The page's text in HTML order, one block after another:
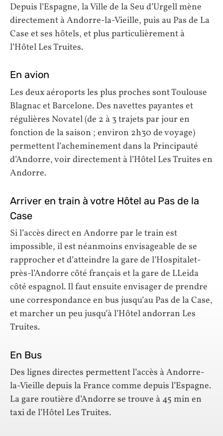
Depuis l’Espagne, la Ville de la Seu d’Urgell mène
directement à Andorre-la-Vieille, puis au Pas de La
Case et ses hôtels, et plus particulièrement à
l’Hôtel Les Truites.
En avion
Les deux aéroports les plus proches sont Toulouse
Blagnac et Barcelone. Des navettes payantes et
régulières Novatel (de 2 à 3 trajets par jour en
fonction de la saison ; environ 2h30 de voyage)
permettent l’acheminement dans la Principauté
d’Andorre, voir directement à l’Hôtel Les Truites en
Andorre.
Arriver en train à votre Hôtel au Pas de la
Case
Si l’accès direct en Andorre par le train est
impossible, il est néanmoins envisageable de se
rapprocher et d’atteindre la gare de l’Hospitalet-
près-l’Andorre côté français et la gare de LLeida
côté espagnol. Il faut ensuite envisager de prendre
une correspondance en bus jusqu’au Pas de la Case,
et marcher un peu jusqu’à l’Hôtel andorran Les
Truites.
En Bus
Des lignes directes permettent l’accès à Andorre-
la-Vieille depuis la France comme depuis l’Espagne.
La gare routière d’Andorre se trouve à 45 min en
taxi de l’Hôtel Les Truites.